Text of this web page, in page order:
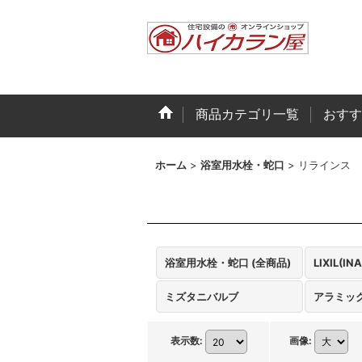
商品カテゴリ一覧 おす
ホーム > 浴室用水栓・蛇口 > リラインス
浴室用水栓・蛇口 (全商品)
ミズタニバルブ アラミッ
表示数: 画像: